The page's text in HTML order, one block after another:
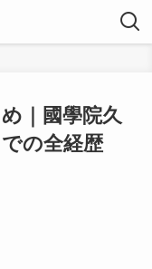
｜國學院久
の全経歴